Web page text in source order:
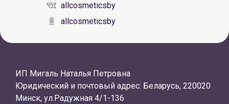
allcosmeticsby
allcosmeticsby
ИП Мигаль Наталья Петровна
Юридический и почтовый адрес: Беларусь, 220020
Минск, ул.Радужная 4/1-136